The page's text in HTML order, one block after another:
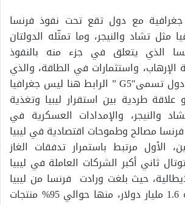
جغرافية مع دول تقع تحت نفوذ فرنسا
مثل تشاد والنيجر، وما تمثّله الدولتان
الذي يتعلق في جزء منه بالنفوذ
واستثمارات في الطاقة، والذي
تشترك فيه خمس دول تسمىG5″ ” الرابط هنا ليس جغرافيا
طردية بين استقرار ليبيا وتغذية
والنيجر، والإمدادات العسكرية في
مصالح وطموحات اقتصادية في ليبيا
الأول مرتبط باستمرار تدفقات الغاز
ثاني أكبر الشركات العاملة في ليبيا
حيث بلغت ورادت فرنسا من ليبيا
في 2019 ما قيمته 1.6 مليار دولار، منها حوالي 95% منتجات